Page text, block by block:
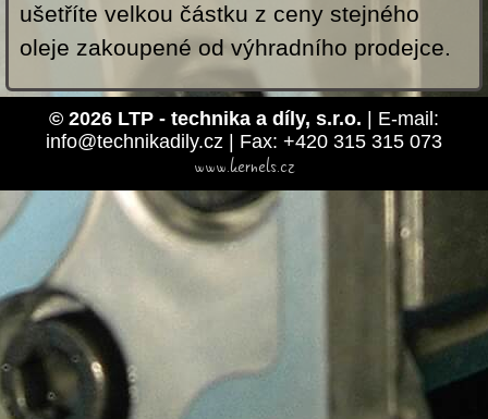
ušetříte velkou částku z ceny stejného
oleje zakoupené od výhradního prodejce.
© 2026 LTP - technika a díly, s.r.o. | E-mail:
info@technikadily.cz | Fax: +420 315 315 073
www.kernels.cz